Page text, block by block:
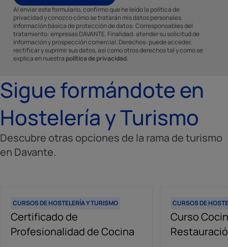
Al enviar este formulario, confirmo que he leído la política de
privacidad y conozco cómo se tratarán mis datos personales.
Información básica de protección de datos: Corresponsables del
tratamiento: empresas DAVANTE. Finalidad: atender su solicitud de
información y prospección comercial. Derechos: puede acceder,
rectificar y suprimir sus datos, así como otros derechos tal y como se
explica en nuestra política de privacidad.
Sigue formándote en
Hostelería y Turismo
Descubre otras opciones de la rama de turismo
en Davante.
CURSOS DE HOSTELERÍA Y TURISMO
Certificado de
Profesionalidad de Cocina
CURSOS DE
Curso